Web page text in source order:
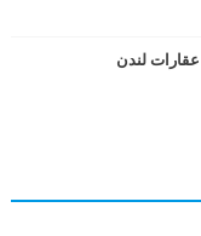
عقارات لندن